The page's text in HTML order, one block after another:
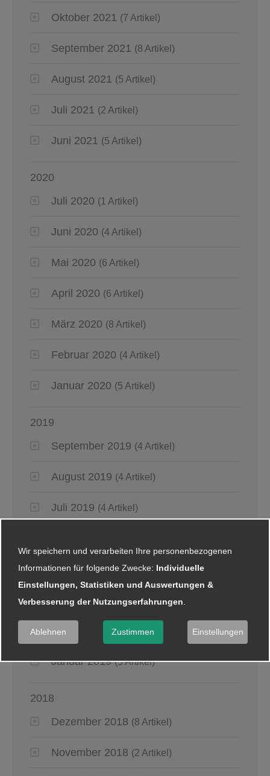
Oktober 2021 (7 Artikel)
September 2021 (8 Artikel)
August 2021 (5 Artikel)
Juli 2021 (2 Artikel)
Juni 2021 (5 Artikel)
2020
Juli 2020 (1 Artikel)
Juni 2020 (4 Artikel)
Mai 2020 (6 Artikel)
April 2020 (6 Artikel)
März 2020 (8 Artikel)
Februar 2020 (4 Artikel)
Januar 2020 (5 Artikel)
2019
September 2019 (4 Artikel)
August 2019 (4 Artikel)
Juli 2019 (4 Artikel)
Mai 2019 (2 Artikel)
April 2019 (4 Artikel)
März 2019 (6 Artikel)
Januar 2019 (5 Artikel)
2018
Dezember 2018 (8 Artikel)
November 2018 (2 Artikel)
Wir speichern und verarbeiten Ihre personenbezogenen
Informationen für folgende Zwecke: Individuelle
Einstellungen, Statistiken und Auswertungen &
Verbesserung der Nutzungserfahrungen
Ablehnen Zustimmen Einstellungen